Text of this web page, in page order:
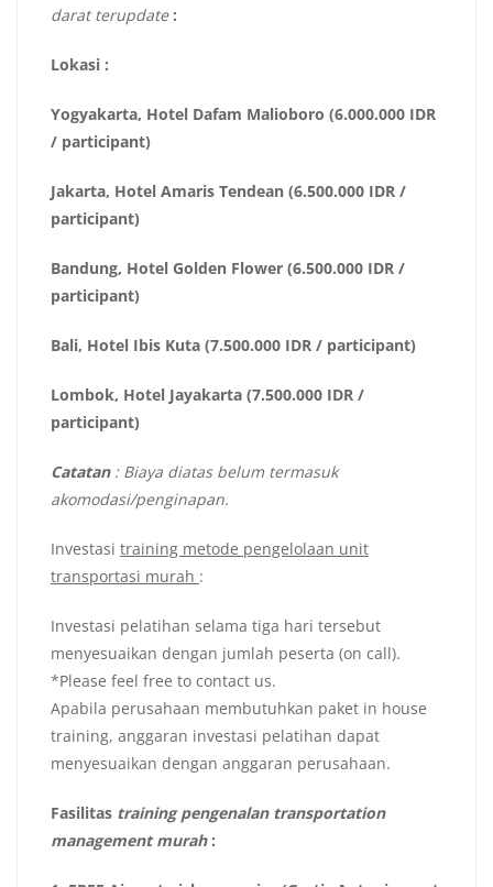
darat terupdate :
Lokasi :
Yogyakarta, Hotel Dafam Malioboro (6.000.000 IDR
/ participant)
Jakarta, Hotel Amaris Tendean (6.500.000 IDR /
participant)
Bandung, Hotel Golden Flower (6.500.000 IDR /
participant)
Bali, Hotel Ibis Kuta (7.500.000 IDR / participant)
Lombok, Hotel Jayakarta (7.500.000 IDR /
participant)
Catatan : Biaya diatas belum termasuk
akomodasi/penginapan.
Investasi training metode pengelolaan unit
transportasi murah :
Investasi pelatihan selama tiga hari tersebut
menyesuaikan dengan jumlah peserta (on call).
*Please feel free to contact us.
Apabila perusahaan membutuhkan paket in house
training, anggaran investasi pelatihan dapat
menyesuaikan dengan anggaran perusahaan.
Fasilitas training pengenalan transportation
management murah :